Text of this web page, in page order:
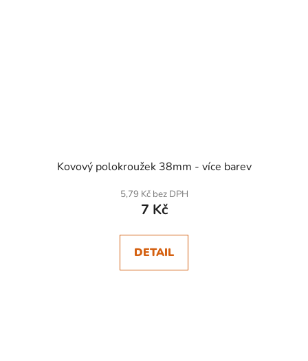
Kovový polokroužek 38mm - více barev
5,79 Kč bez DPH
7 Kč
DETAIL